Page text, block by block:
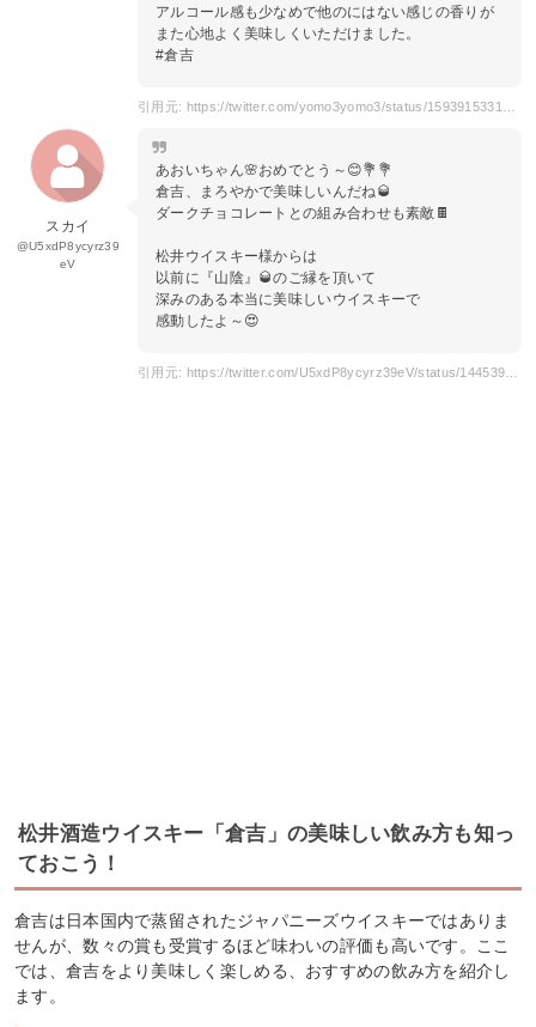
アルコール感も少なめで他のにはない感じの香りが
また心地よく美味しくいただけました。
#倉吉
スカイ
@U5xdP8ycyrz39
eV
あおいちゃん🌸おめでとう～😊💐💐
倉吉、まろやかで美味しいんだね🥃
ダークチョコレートとの組み合わせも素敵🍫
松井ウイスキー様からは
以前に『山陰』🥃のご縁を頂いて
深みのある本当に美味しいウイスキーで
感動したよ～😍
松井酒造ウイスキー「倉吉」の美味しい飲み方も知っ
ておこう！
倉吉は日本国内で蒸留されたジャパニーズウイスキーではありま
せんが、数々の賞も受賞するほど味わいの評価も高いです。ここ
では、倉吉をより美味しく楽しめる、おすすめの飲み方を紹介し
ます。